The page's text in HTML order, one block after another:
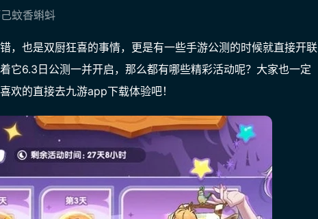
蚊香蝌蚪
，也是双厨狂喜的事情，更是有一些手游公测的时候就直接开联
它6.3日公测一并开启，那么都有哪些精彩活动呢？大家也一定
欢的直接去九游app下载体验吧！